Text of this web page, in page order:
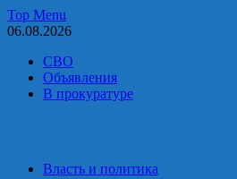
Skip
to
Top Menu
06.08.2026
СВО
Объявления
В прокуратуре
Власть и политика